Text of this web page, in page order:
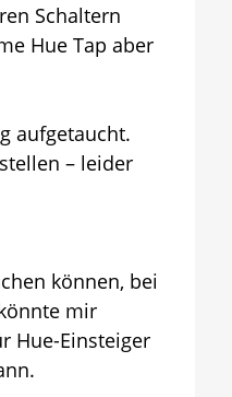
Schaltern
Hue Tap aber
aufgetaucht.
– leider
können, bei
mir
Hue-Einsteiger